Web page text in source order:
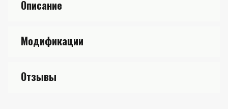
Описание
Модификации
Отзывы